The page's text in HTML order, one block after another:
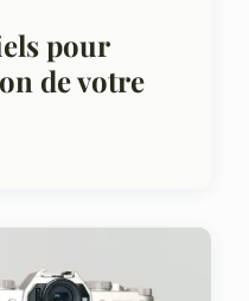
pour
de votre